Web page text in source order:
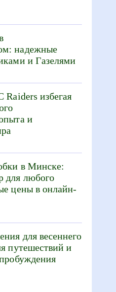
надежные
и Газелями
Raiders избегая
и
в Минске:
для любого
цены в онлайн-
для весеннего
путешествий и